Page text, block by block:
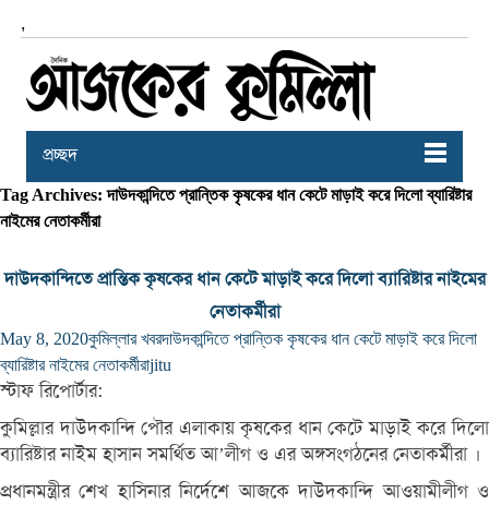
,
প্রচ্ছদ
Tag Archives: দাউদকান্দিতে প্রান্তিক কৃষকের ধান কেটে মাড়াই করে দিলো ব্যারিষ্টার
নাইমের নেতাকর্মীরা
দাউদকান্দিতে প্রান্তিক কৃষকের ধান কেটে মাড়াই করে দিলো ব্যারিষ্টার নাইমের
নেতাকর্মীরা
May 8, 2020কুমিল্লার খবরদাউদকান্দিতে প্রান্তিক কৃষকের ধান কেটে মাড়াই করে দিলো
ব্যারিষ্টার নাইমের নেতাকর্মীরাjitu
স্টাফ রিপোর্টার:
কুমিল্লার দাউদকান্দি পৌর এলাকায় কৃষকের ধান কেটে মাড়াই করে দিলো
ব্যারিষ্টার নাইম হাসান সমর্থিত আ’লীগ ও এর অঙ্গসংগঠনের নেতাকর্মীরা ।
প্রধানমন্ত্রীর শেখ হাসিনার নির্দেশে আজকে দাউদকান্দি আওয়ামীলীগ ও